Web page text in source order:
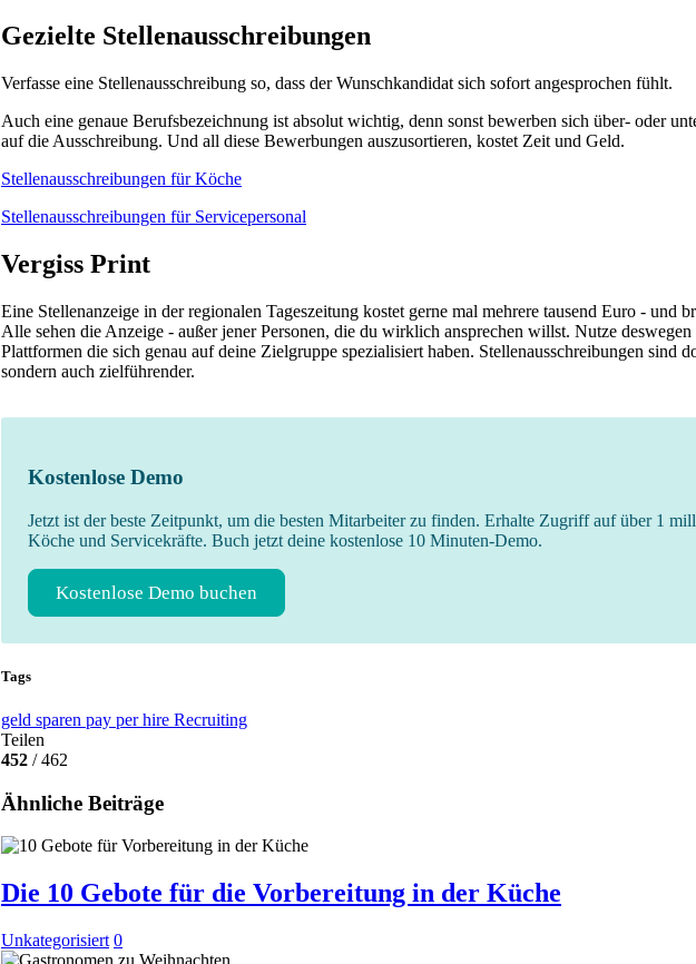
Gezielte Stellenausschreibungen
Verfasse eine Stellenausschreibung so, dass der Wunschkandidat sich sofort angesprochen fühlt.
Auch eine genaue Berufsbezeichnung ist absolut wichtig, denn sonst bewerben sich über- oder
auf die Ausschreibung. Und all diese Bewerbungen auszusortieren, kostet Zeit und Geld.
Stellenausschreibungen für Köche
Stellenausschreibungen für Servicepersonal
Vergiss Print
Eine Stellenanzeige in der regionalen Tageszeitung kostet gerne mal mehrere tausend Euro - und
Alle sehen die Anzeige - außer jener Personen, die du wirklich ansprechen willst. Nutze
Plattformen die sich genau auf deine Zielgruppe spezialisiert haben. Stellenausschreibungen sind
sondern auch zielführender.
Kostenlose Demo
Jetzt ist der beste Zeitpunkt, um die besten Mitarbeiter zu finden. Erhalte Zugriff auf über 1
Köche und Servicekräfte. Buch jetzt deine kostenlose 10 Minuten-Demo.
Kostenlose Demo buchen
Tags
geld sparen pay per hire Recruiting
Teilen
452 / 462
Ähnliche Beiträge
Die 10 Gebote für die Vorbereitung in der Küche
Unkategorisiert 0